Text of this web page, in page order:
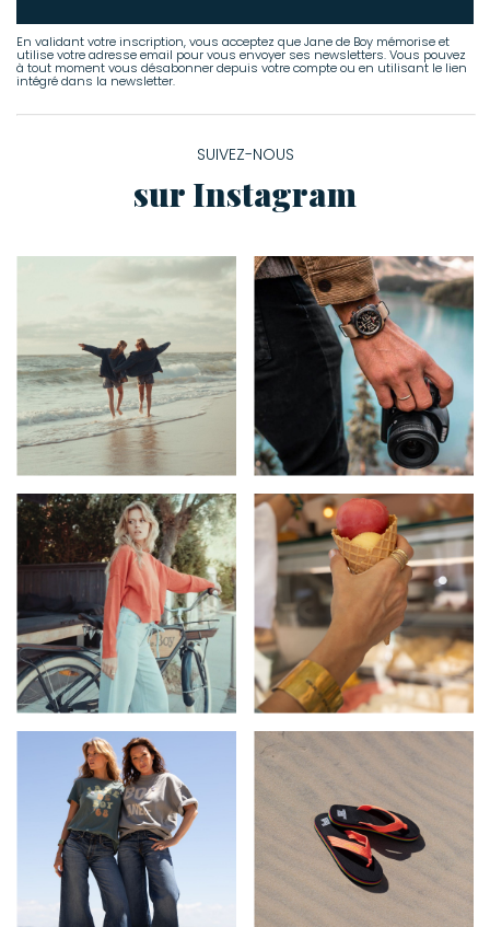
En validant votre inscription, vous acceptez que Jane de Boy mémorise et
utilise votre adresse email pour vous envoyer ses newsletters. Vous pouvez
à tout moment vous désabonner depuis votre compte ou en utilisant le lien
intégré dans la newsletter.
SUIVEZ-NOUS
sur Instagram